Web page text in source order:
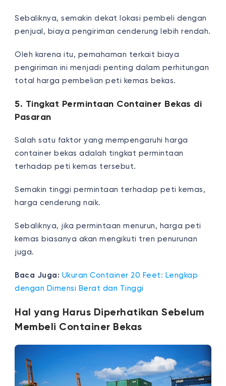
Sebaliknya, semakin dekat lokasi pembeli dengan
penjual, biaya pengiriman cenderung lebih rendah.
Oleh karena itu, pemahaman terkait biaya
pengiriman ini menjadi penting dalam perhitungan
total harga pembelian peti kemas bekas.
5. Tingkat Permintaan Container Bekas di
Pasaran
Salah satu faktor yang mempengaruhi harga
container bekas adalah tingkat permintaan
terhadap peti kemas tersebut.
Semakin tinggi permintaan terhadap peti kemas,
harga cenderung naik.
Sebaliknya, jika permintaan menurun, harga peti
kemas biasanya akan mengikuti tren penurunan
juga.
Baca Juga: Ukuran Container 20 Feet: Lengkap
dengan Dimensi Berat dan Tinggi
Hal yang Harus Diperhatikan Sebelum
Membeli Container Bekas